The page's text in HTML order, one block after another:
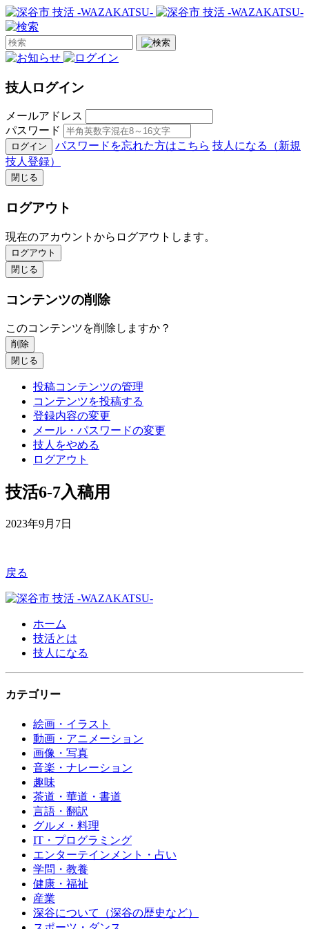
技人ログイン
メールアドレス
パスワード
ログイン パスワードを忘れた方はこちら 技人になる（新規
技人登録）
閉じる
ログアウト
現在のアカウントからログアウトします。
ログアウト
閉じる
コンテンツの削除
このコンテンツを削除しますか？
削除
閉じる
投稿コンテンツの管理
コンテンツを投稿する
登録内容の変更
メール・パスワードの変更
技人をやめる
ログアウト
技活6-7入稿用
2023年9月7日
戻る
ホーム
技活とは
技人になる
カテゴリー
絵画・イラスト
動画・アニメーション
画像・写真
音楽・ナレーション
趣味
茶道・華道・書道
言語・翻訳
グルメ・料理
IT・プログラミング
エンターテインメント・占い
学問・教養
健康・福祉
産業
深谷について（深谷の歴史など）